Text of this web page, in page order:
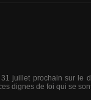
juillet prochain sur le
dignes de foi qui se